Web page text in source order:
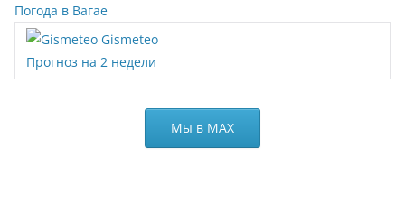
Погода в Вагае
Gismeteo
Прогноз на 2 недели
Мы в МАХ